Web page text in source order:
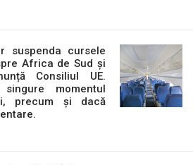
suspenda cursele
Africa de Sud și
Consiliul UE.
momentul
precum și dacă